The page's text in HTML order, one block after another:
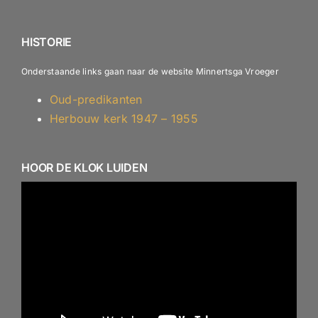
HISTORIE
Onderstaande links gaan naar de website Minnertsga Vroeger
Oud-predikanten
Herbouw kerk 1947 – 1955
HOOR DE KLOK LUIDEN